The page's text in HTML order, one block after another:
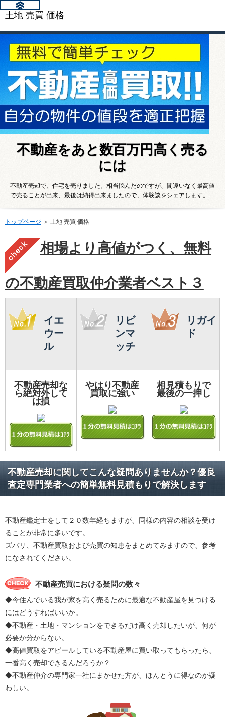
土地 売買 価格
不動産をあと数百万円高く売る
には
不動産売却で、住宅を売りました。相当悩んだのですが、間違いなく最高値
で売ることが出来、最後は納得出来ましたので、体験談をシェアします。
トップページ ＞ 土地 売買 価格
相場より高値がつく、無料
の不動産買取仲介業者ベスト３
イエ
ウー
ル
リビ
ンマ
ッチ
リガイ
ド
不動産売却な
ら絶対外して
は損
やはり不動産
買取に強い
相見積もりで
最後の一押し
不動産売却に関してこんな疑問ありませんか？優良
査定専門業者への簡単無料見積もりで解決します
不動産鑑定士をして２０数年経ちますが、同様の内容の相談を受け
ることが非常に多いです。
ズバリ、不動産買取および売買の知恵をまとめてみますので、参考
になされてください。
不動産売買における疑問の数々
◆今住んでいる我が家を高く売るために最適な不動産屋を見つける
にはどうすればいいか。
◆不動産・土地・マンションをできるだけ高く売却したいが、何が
必要か分からない。
◆高値買取をアピールしている不動産屋に買い取ってもらったら、
一番高く売却できるんだろうか？
◆不動産仲介の専門家一社にまかせた方が、ほんとうに得なのか疑
わしい。